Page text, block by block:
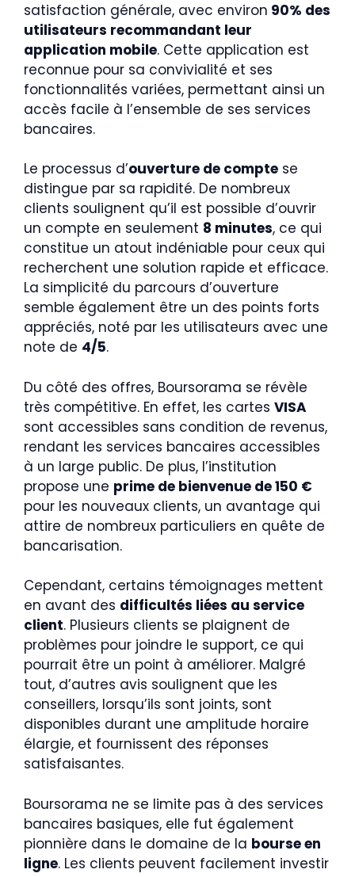
satisfaction générale, avec environ 90% des
utilisateurs recommandant leur
application mobile. Cette application est
reconnue pour sa convivialité et ses
fonctionnalités variées, permettant ainsi un
accès facile à l’ensemble de ses services
bancaires.
Le processus d’ouverture de compte se
distingue par sa rapidité. De nombreux
clients soulignent qu’il est possible d’ouvrir
un compte en seulement 8 minutes, ce qui
constitue un atout indéniable pour ceux qui
recherchent une solution rapide et efficace.
La simplicité du parcours d’ouverture
semble également être un des points forts
appréciés, noté par les utilisateurs avec une
note de 4/5.
Du côté des offres, Boursorama se révèle
très compétitive. En effet, les cartes VISA
sont accessibles sans condition de revenus,
rendant les services bancaires accessibles
à un large public. De plus, l’institution
propose une prime de bienvenue de 150 €
pour les nouveaux clients, un avantage qui
attire de nombreux particuliers en quête de
bancarisation.
Cependant, certains témoignages mettent
en avant des difficultés liées au service
client. Plusieurs clients se plaignent de
problèmes pour joindre le support, ce qui
pourrait être un point à améliorer. Malgré
tout, d’autres avis soulignent que les
conseillers, lorsqu’ils sont joints, sont
disponibles durant une amplitude horaire
élargie, et fournissent des réponses
satisfaisantes.
Boursorama ne se limite pas à des services
bancaires basiques, elle fut également
pionnière dans le domaine de la bourse en
ligne. Les clients peuvent facilement investir